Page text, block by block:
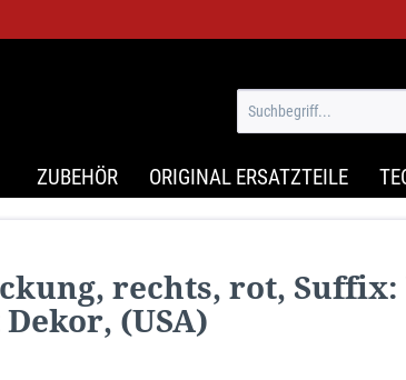
ZUBEHÖR ORIGINAL ERSATZTEILE
rechts, rot, Suffix:
(USA)